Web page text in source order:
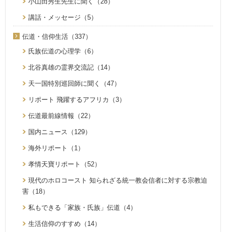
講話・メッセージ（5）
伝道・信仰生活（337）
氏族伝道の心理学（6）
北谷真雄の霊界交流記（14）
天一国特別巡回師に聞く（47）
リポート 飛躍するアフリカ（3）
伝道最前線情報（22）
国内ニュース（129）
海外リポート（1）
孝情天寶リポート（52）
現代のホロコースト 知られざる統一教会信者に対する宗教迫
害（18）
私もできる「家族・氏族」伝道（4）
生活信仰のすすめ（14）